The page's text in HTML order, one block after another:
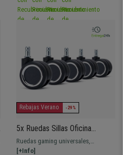
Rebajas Verano -29%
5x Ruedas Sillas Oficina
SMART, Recubrimiento Goma,
color Negro
Ruedas gaming universales,
especiales para todo tipo de
[+Info]